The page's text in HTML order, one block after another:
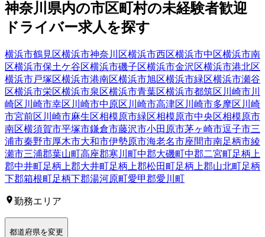
神奈川県内の市区町村の未経験者歓迎
ドライバー求人を探す
横浜市鶴見区横浜市神奈川区横浜市西区横浜市中区横浜市南
区横浜市保土ケ谷区横浜市磯子区横浜市金沢区横浜市港北区
横浜市戸塚区横浜市港南区横浜市旭区横浜市緑区横浜市瀬谷
区横浜市栄区横浜市泉区横浜市青葉区横浜市都筑区 川崎市川
崎区 川崎市幸区 川崎市中原区 川崎市高津区 川崎市多摩区 川崎
市宮前区 川崎市麻生区相模原市緑区相模原市中央区相模原市
南区横須賀市平塚市鎌倉市藤沢市小田原市茅ヶ崎市逗子市三
浦市秦野市厚木市大和市伊勢原市海老名市座間市南足柄市綾
瀬市三浦郡葉山町高座郡寒川町中郡大磯町中郡二宮町足柄上
郡中井町足柄上郡大井町足柄上郡松田町足柄上郡山北町足柄
下郡箱根町足柄下郡湯河原町愛甲郡愛川町
勤務エリア
都道府県を変更